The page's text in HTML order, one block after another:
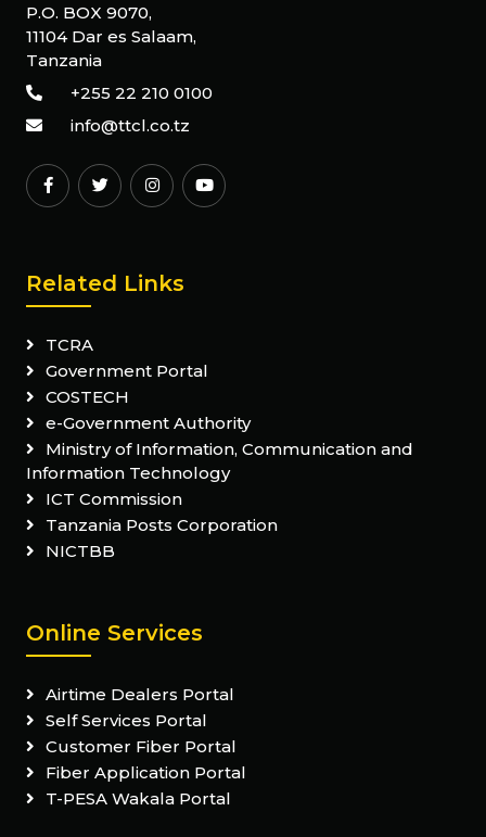
P.O. BOX 9070,
11104 Dar es Salaam,
Tanzania
+255 22 210 0100
info@ttcl.co.tz
Related Links
TCRA
Government Portal
COSTECH
e-Government Authority
Ministry of Information, Communication and
Information Technology
ICT Commission
Tanzania Posts Corporation
NICTBB
Online Services
Airtime Dealers Portal
Self Services Portal
Customer Fiber Portal
Fiber Application Portal
T-PESA Wakala Portal